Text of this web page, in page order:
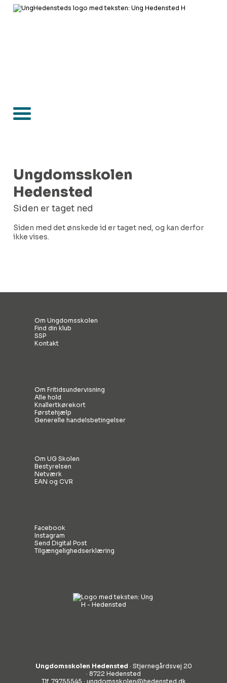
Ungdomsskolen
Hedensted
Siden er taget ned
Siden med det ønskede id er taget ned, og kan derfor
ikke vises.
Om Ungdomsskolen
Find din klub
SSP
Kontakt
Om Fritidsundervisning
Alle hold
Knallertkørekort
Førstehjælp
Generelle handelsbetingelser
Om UG Skolen
Bestyrelsen
Netværk
EAN og CVR
Facebook
Instagram
Send Digital Post
Tilgængelighedserklæring
Ungdomsskolen Hedensted · Stjernegårdsvej 20
· 8722 Hedensted
Tlf. 79755545 · ungdomsskolen@hedensted.dk